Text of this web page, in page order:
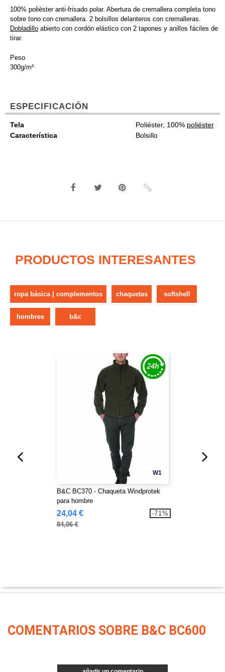
100% poliéster anti-frisado polar. Abertura de cremallera completa tono
sobre tono con cremallera. 2 bolsillos delanteros con cremalleras.
Dobladillo abierto con cordón elástico con 2 tapones y anillos fáciles de
tirar.
Peso
300g/m²
ESPECIFICACIÓN
Tela Poliéster, 100% poliéster
Característica
Bolsillo
PRODUCTOS INTERESANTES
ropa básica | complementos chaquetas softshell
hombres b&c
W1
B&C BC370 - Chaqueta Windprotek
para hombre
24,04 €
84,06 €
-71%
COMENTARIOS SOBRE B&C BC600